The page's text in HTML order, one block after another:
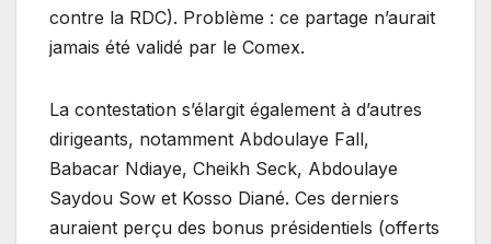
contre la RDC). Problème : ce partage n’aurait
jamais été validé par le Comex.
La contestation s’élargit également à d’autres
dirigeants, notamment Abdoulaye Fall,
Babacar Ndiaye, Cheikh Seck, Abdoulaye
Saydou Sow et Kosso Diané. Ces derniers
auraient perçu des bonus présidentiels (offerts